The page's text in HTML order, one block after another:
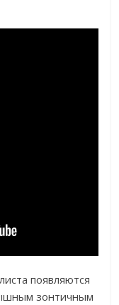
появляются
зонтичным